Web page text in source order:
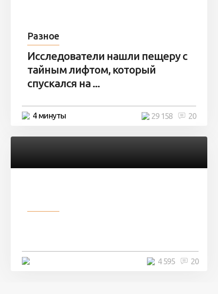
Разное
Исследователи нашли пещеру с
тайным лифтом, который
спускался на ...
4 минуты 20
29 158
20
4 595